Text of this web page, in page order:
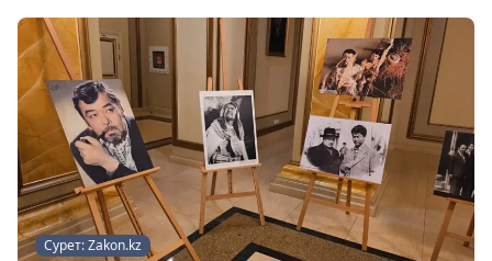
Сурет: Zakon.kz